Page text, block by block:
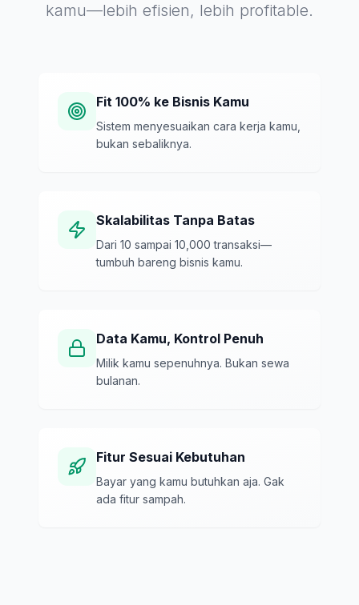
kamu—lebih efisien, lebih profitable.
Fit 100% ke Bisnis Kamu
Sistem menyesuaikan cara kerja kamu,
bukan sebaliknya.
Skalabilitas Tanpa Batas
Dari 10 sampai 10,000 transaksi—
tumbuh bareng bisnis kamu.
Data Kamu, Kontrol Penuh
Milik kamu sepenuhnya. Bukan sewa
bulanan.
Fitur Sesuai Kebutuhan
Bayar yang kamu butuhkan aja. Gak
ada fitur sampah.